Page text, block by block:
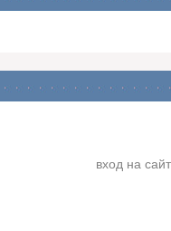
вход на сайт